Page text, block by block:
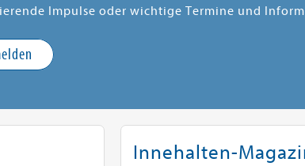
Impulse oder wichtige Termine und
Innehalten-